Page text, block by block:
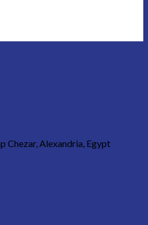
Chezar, Alexandria, Egypt